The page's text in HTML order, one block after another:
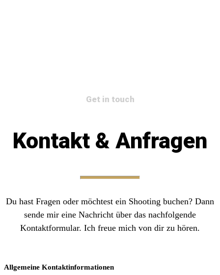
Get in touch
Kontakt & Anfragen
Du hast Fragen oder möchtest ein Shooting buchen? Dann
sende mir eine Nachricht über das nachfolgende
Kontaktformular. Ich freue mich von dir zu hören.
Allgemeine Kontaktinformationen